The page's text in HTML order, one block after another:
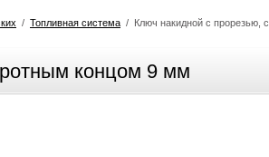
  /
Топливная система
  /  Ключ накидной с прорезью, с
концом 9 мм